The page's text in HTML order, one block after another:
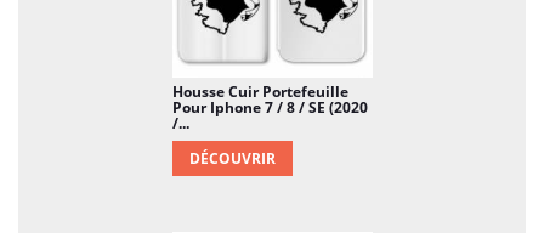
Housse Cuir Portefeuille
Pour Iphone 7 / 8 / SE (2020
/...
DÉCOUVRIR